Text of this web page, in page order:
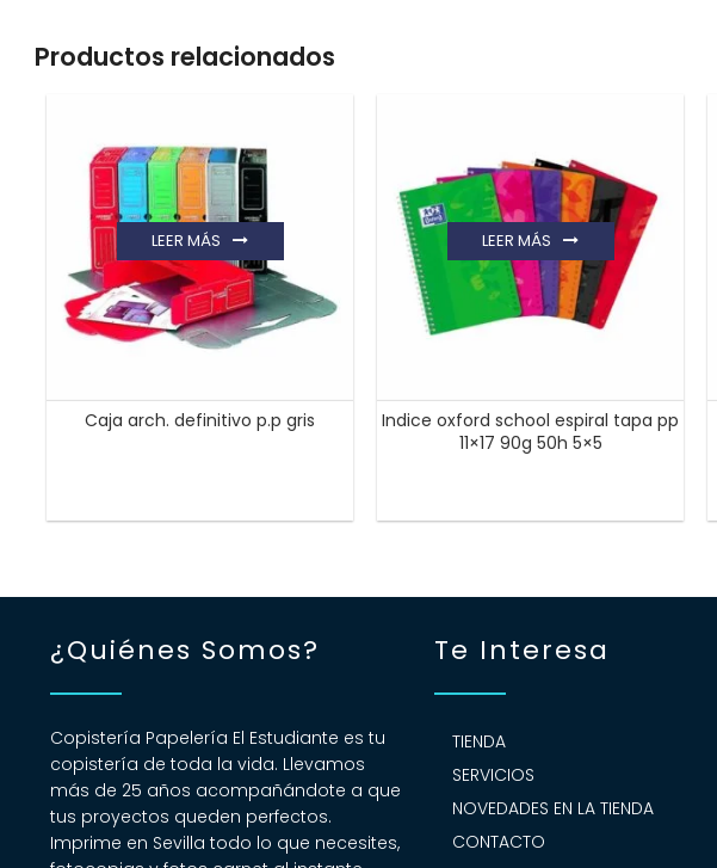
Productos relacionados
Caja arch. definitivo p.p gris
LEER MÁS
Indice oxford school espiral tapa pp
11×17 90g 50h 5×5
LEER MÁS
¿Quiénes Somos?
Copistería Papelería El Estudiante es tu
copistería de toda la vida. Llevamos
más de 25 años acompañándote a que
tus proyectos queden perfectos.
Imprime en Sevilla todo lo que necesites,
Te Interesa
TIENDA
SERVICIOS
NOVEDADES EN LA TIENDA
CONTACTO